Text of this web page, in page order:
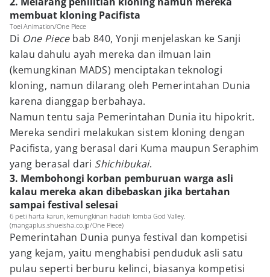
membuat kloning Pacifista
Toei Animation/One Piece
Di One Piece bab 840, Yonji menjelaskan ke Sanji
kalau dahulu ayah mereka dan ilmuan lain
(kemungkinan MADS) menciptakan teknologi
kloning, namun dilarang oleh Pemerintahan Dunia
karena dianggap berbahaya.
Namun tentu saja Pemerintahan Dunia itu hipokrit.
Mereka sendiri melakukan sistem kloning dengan
Pacifista, yang berasal dari Kuma maupun Seraphim
yang berasal dari Shichibukai.
3. Membohongi korban pemburuan warga asli
kalau mereka akan dibebaskan jika bertahan
sampai festival selesai
6 peti harta karun, kemungkinan hadiah lomba God Valley.
(mangaplus.shueisha.co.jp/One Piece)
Pemerintahan Dunia punya festival dan kompetisi
yang kejam, yaitu menghabisi penduduk asli satu
pulau seperti berburu kelinci, biasanya kompetisi